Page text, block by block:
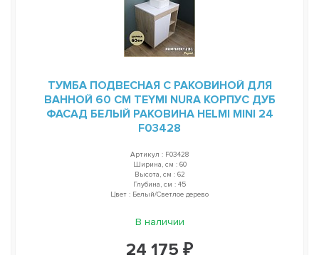
ТУМБА ПОДВЕСНАЯ С РАКОВИНОЙ ДЛЯ
ВАННОЙ 60 СМ TEYMI NURA КОРПУС ДУБ
ФАСАД БЕЛЫЙ РАКОВИНА HELMI MINI 24
F03428
Артикул : F03428
Ширина, см : 60
Высота, см : 62
Глубина, см : 45
Цвет : Белый/Светлое дерево
В наличии
24 175 ₽